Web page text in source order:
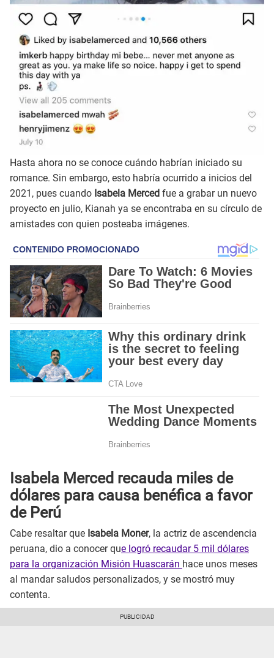
Hasta ahora no se conoce cuándo habrían iniciado su
romance. Sin embargo, esto habría ocurrido a inicios del
2021, pues cuando Isabela Merced fue a grabar un nuevo
proyecto en julio, Kianah ya se encontraba en su círculo de
amistades con quien posteaba imágenes.
Isabela Merced recauda miles de
dólares para causa benéfica a favor
de Perú
Cabe resaltar que Isabela Moner, la actriz de ascendencia
peruana, dio a conocer que logró recaudar 5 mil dólares
para la organización Misión Huascarán hace unos meses
al mandar saludos personalizados, y se mostró muy
contenta.